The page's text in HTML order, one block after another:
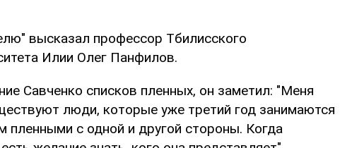
высказал профессор Тбилисского
Илии Олег Панфилов.
Савченко списков пленных, он заметил: "Меня
люди, которые уже третий год занимаются
с одной и другой стороны. Когда